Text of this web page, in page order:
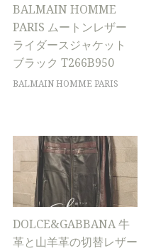
BALMAIN HOMME
PARIS ムートンレザー
ライダースジャケット
ブラック T266B950
BALMAIN HOMME PARIS
DOLCE&GABBANA 牛
革と山羊革の切替レザー